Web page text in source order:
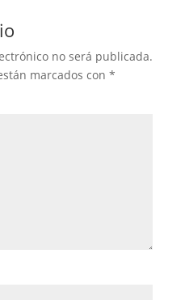
no será publicada.
marcados con *